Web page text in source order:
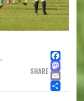
,
SHARE